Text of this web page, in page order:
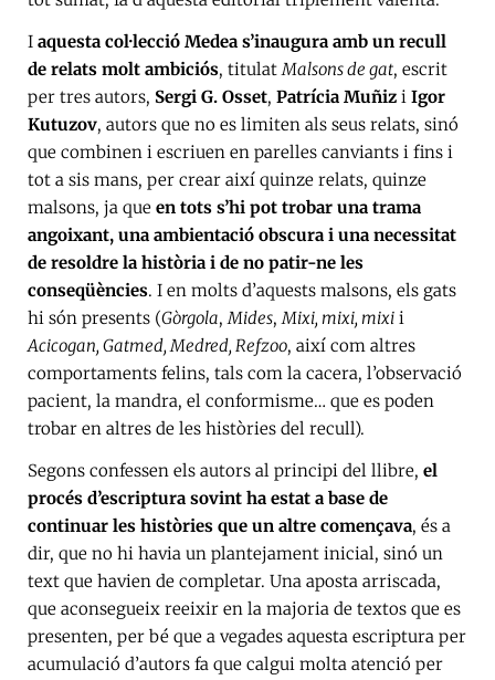
I aquesta col·lecció Medea s’inaugura amb un recull
de relats molt ambiciós, titulatMalsons de gat, escrit
per tres autors, Sergi G. Osset, Patrícia Muñiz i Igor
Kutuzov, autors que no es limiten als seus relats, sinó
que combinen i escriuen en parelles canviants i fins i
tot a sis mans, per crear així quinze relats, quinze
malsons, ja que en tots s’hi pot trobar una trama
angoixant, una ambientació obscura i una necessitat
de resoldre la història i de no patir-ne les
conseqüències. I en molts d’aquests malsons, els gats
hi són presents (Gòrgola,Mides,Mixi, mixi, mixi i
Acicogan, Gatmed, Medred, Refzoo, així com altres
comportaments felins, tals com la cacera, l’observació
pacient, la mandra, el conformisme… que es poden
trobar en altres de les històries del recull).
Segons confessen els autors al principi del llibre, el
procés d’escriptura sovint ha estat a base de
continuar les històries que un altre començava, és a
dir, que no hi havia un plantejament inicial, sinó un
text que havien de completar. Una aposta arriscada,
que aconsegueix reeixir en la majoria de textos que es
presenten, per bé que a vegades aquesta escriptura per
acumulació d’autors fa que calgui molta atenció per